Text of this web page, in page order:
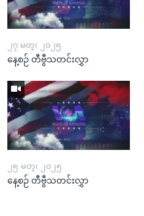
၂၇ မတ္၊ ၂၀၂၅
နေ့စဉ် တီဗွီသတင်းလွှာ
၂၅ မတ္၊ ၂၀၂၅
နေ့စဉ် တီဗွီသတင်းလွှာ